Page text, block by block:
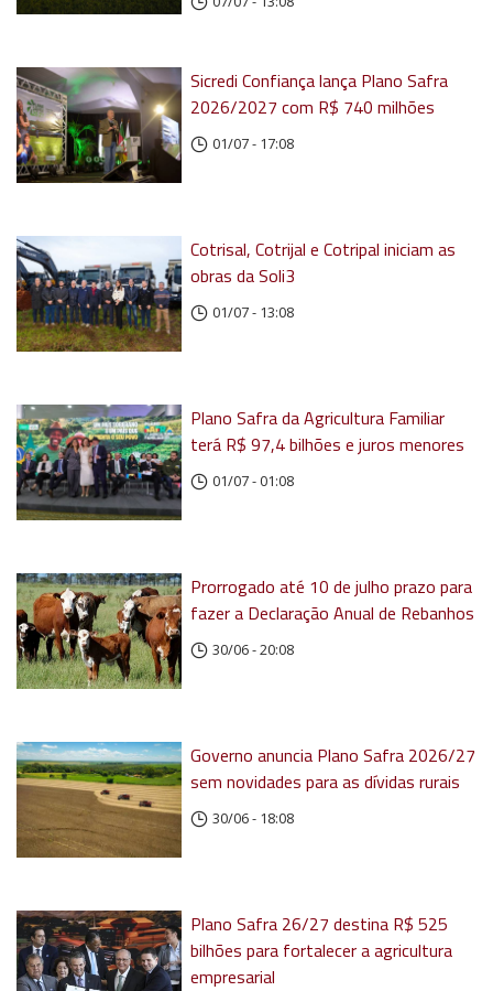
Sicredi Confiança lança Plano Safra
2026/2027 com R$ 740 milhões
01/07 - 17:08
Cotrisal, Cotrijal e Cotripal iniciam as
obras da Soli3
01/07 - 13:08
Plano Safra da Agricultura Familiar
terá R$ 97,4 bilhões e juros menores
01/07 - 01:08
Prorrogado até 10 de julho prazo para
fazer a Declaração Anual de Rebanhos
30/06 - 20:08
Governo anuncia Plano Safra 2026/27
sem novidades para as dívidas rurais
30/06 - 18:08
Plano Safra 26/27 destina R$ 525
bilhões para fortalecer a agricultura
empresarial